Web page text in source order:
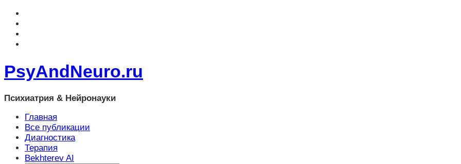
PsyAndNeuro.ru
Психиатрия & Нейронауки
Главная
Все публикации
Диагностика
Терапия
Bekhterev AI